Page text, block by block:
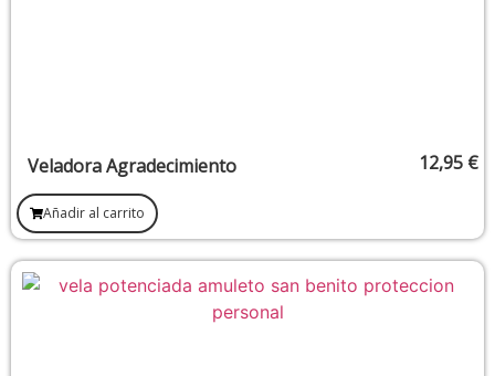
Veladora Agradecimiento 12,95 €
Añadir al carrito